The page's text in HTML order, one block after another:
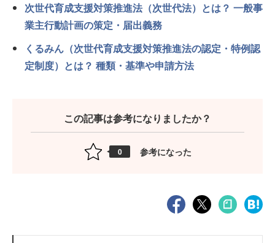
次世代育成支援対策推進法（次世代法）とは？ 一般事
業主行動計画の策定・届出義務
くるみん（次世代育成支援対策推進法の認定・特例認
定制度）とは？ 種類・基準や申請方法
この記事は参考になりましたか？
0 参考になった